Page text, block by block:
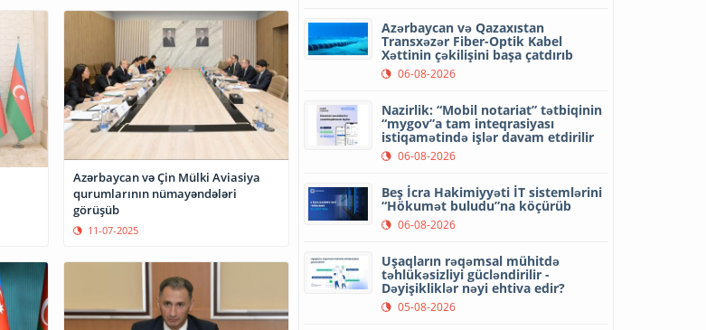
Azərbaycan və Çin Mülki Aviasiya
qurumlarının nümayəndələri
görüşüb
11-07-2025
Azərbaycan və Qazaxıstan
Transxəzər Fiber-Optik Kabel
Xəttinin çəkilişini başa çatdırıb
06-08-2026
Nazirlik: “Mobil notariat” tətbiqinin
“mygov”a tam inteqrasiyası
istiqamətində işlər davam etdirilir
06-08-2026
Beş İcra Hakimiyyəti İT sistemlərini
“Hökumət buludu”na köçürüb
06-08-2026
Uşaqların rəqəmsal mühitdə
təhlükəsizliyi gücləndirilir -
Dəyişikliklər nəyi ehtiva edir?
05-08-2026